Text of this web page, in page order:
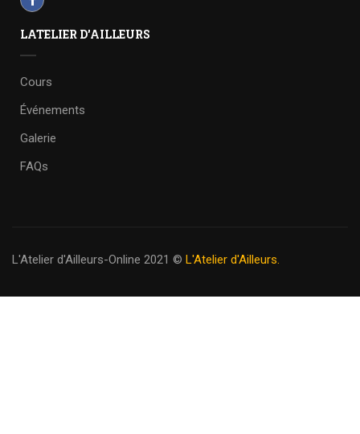
LATELIER D'AILLEURS
Cours
Événements
Galerie
FAQs
L'Atelier d'Ailleurs-Online 2021 © L'Atelier d'Ailleurs.